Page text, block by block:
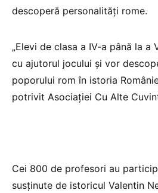
descoperă personalități rome.
„Elevi de clasa a IV-a până la a
cu ajutorul jocului și vor
poporului rom în istoria
potrivit Asociației Cu Alte
Cei 800 de profesori au
susținute de istoricul Valentin